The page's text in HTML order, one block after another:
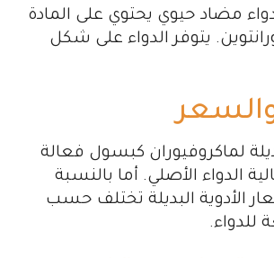
مضاد حيوي يحتوي على المادة
يتوفر الدواء على شكل
والسعر
لماكروفيوران كبسول فعالة
الدواء الأصلي. أما بالنسبة
الأدوية البديلة تختلف حسب
للدواء.